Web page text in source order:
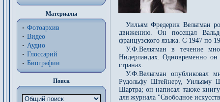
Материалы
Фотоархив
Видео
Аудио
Глоссарий
Биографии
Поиск
Уильям Фредерик Вельтман
движению. Он посещал
французского языка. С 1947 по
У.Ф.Вельтман в течение
Нидерландах. Одновременно
странах.
У.Ф.Вельтман опубликовал
Рудольфу Штейнеру, Уильяму
Шартра; он написал также
для журнала "Свободное